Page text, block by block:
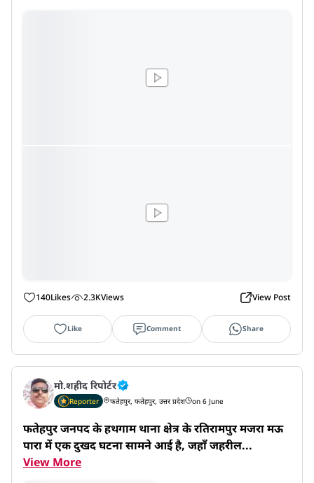
140Likes 2.3KViews View Post
Like Comment Share
मो.शहीद रिपोर्टर
Reporter फतेहपुर, फतेहपुर, उत्तर प्रदेश on 6 June
फतेहपुर जनपद के हथगाम थाना क्षेत्र के रतिरामपुर मजरा मऊ
पारा में एक दुखद घटना सामने आई है, जहाँ जहरील...
View More